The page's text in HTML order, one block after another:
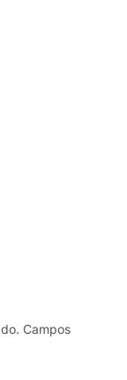
Campos